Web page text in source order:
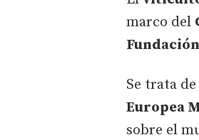
marco del
Se trata
Europea
sobre el